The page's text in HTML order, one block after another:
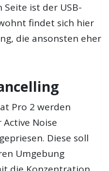
ist der USB-
findet sich hier
die ansonsten eher
Pro 2 werden
Noise
Diese soll
Umgebung